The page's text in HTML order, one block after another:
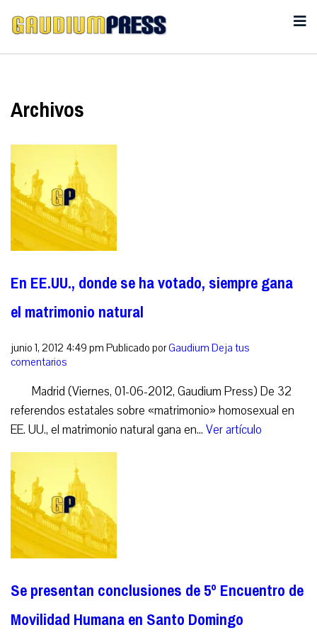
Archivos
En EE.UU., donde se ha votado, siempre gana
el matrimonio natural
junio 1, 2012 4:49 pm Publicado porGaudium Deja tus
comentarios
Madrid (Viernes, 01-06-2012, Gaudium Press) De 32
referendos estatales sobre «matrimonio» homosexual en
EE. UU., el matrimonio natural gana en... Ver artículo
Se presentan conclusiones de 5º Encuentro de
Movilidad Humana en Santo Domingo